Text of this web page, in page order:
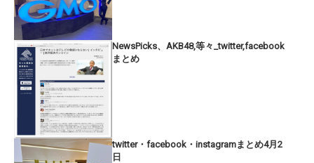
NewsPicks、AKB48,等々_twitter,facebook
まとめ
twitter・facebook・instagramまとめ4月2
日